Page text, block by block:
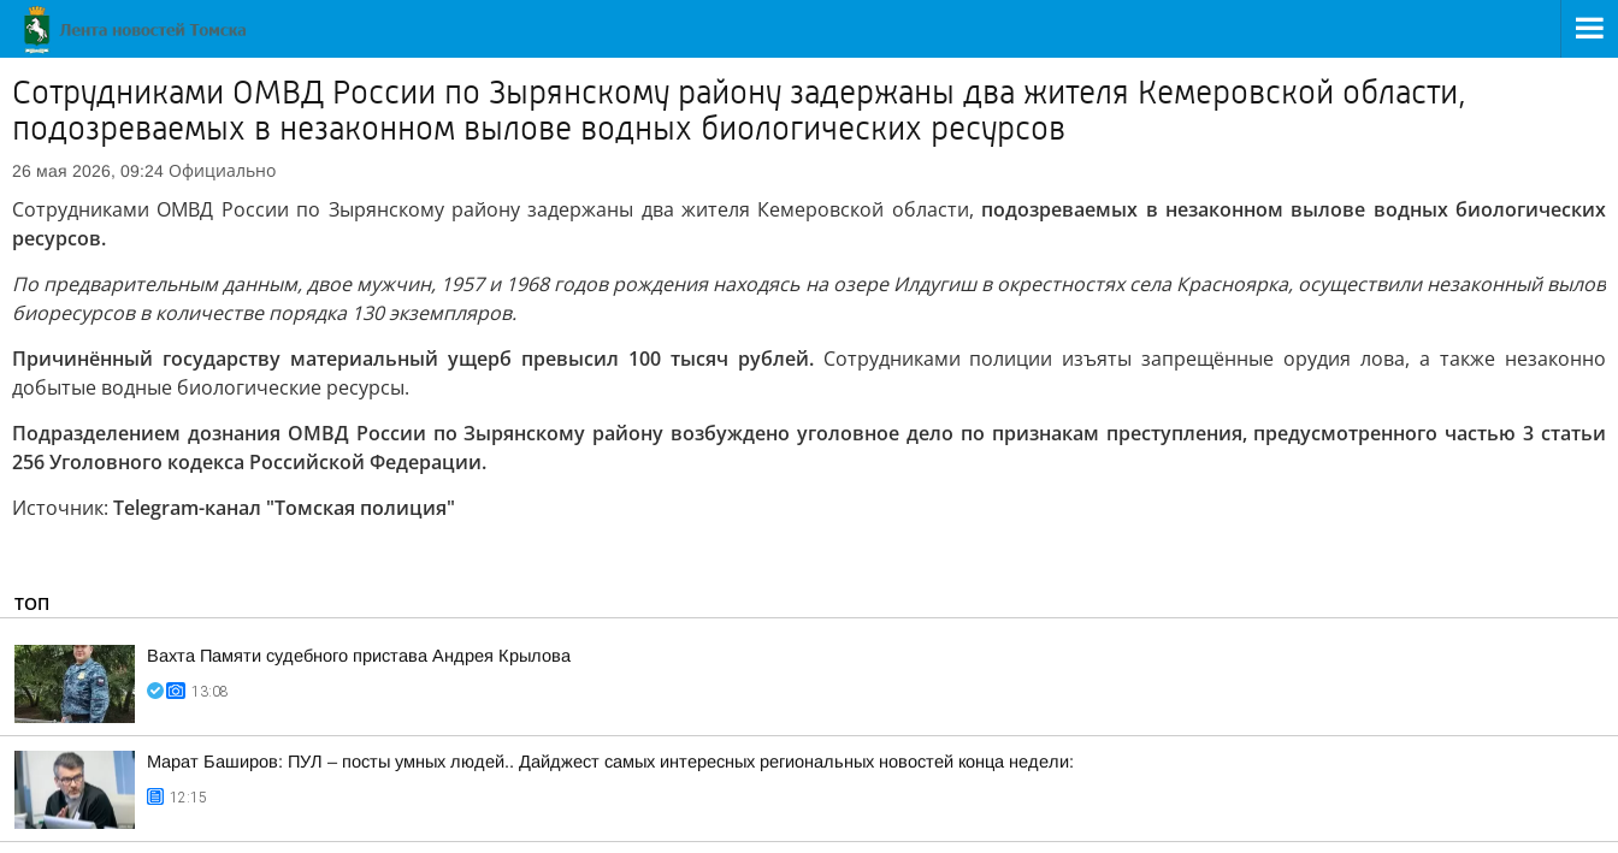
Сотрудниками ОМВД России по Зырянскому району задержаны два жителя Кемеровской области,
подозреваемых в незаконном вылове водных биологических ресурсов
26 мая 2026, 09:24 Официально
Сотрудниками ОМВД России по Зырянскому району задержаны два жителя Кемеровской области, подозреваемых в незаконном вылове водных биологических
ресурсов.
По предварительным данным, двое мужчин, 1957 и 1968 годов рождения находясь на озере Илдугиш в окрестностях села Красноярка, осуществили незаконный вылов
биоресурсов в количестве порядка 130 экземпляров.
Причинённый государству материальный ущерб превысил 100 тысяч рублей. Сотрудниками полиции изъяты запрещённые орудия лова, а также незаконно
добытые водные биологические ресурсы.
Подразделением дознания ОМВД России по Зырянскому району возбуждено уголовное дело по признакам преступления, предусмотренного частью 3 статьи
256 Уголовного кодекса Российской Федерации.
Источник: Telegram-канал "Томская полиция"
ТОП
Вахта Памяти судебного пристава Андрея Крылова
13:08
Марат Баширов: ПУЛ – посты умных людей.. Дайджест самых интересных региональных новостей конца недели:
12:15